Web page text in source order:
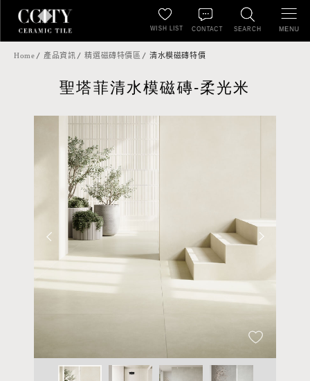
SEARCH
WISH LIST CONTACT MENU
Home 產品資訊 精選磁磚特價區 清水模磁磚特價
聖塔菲清水模磁磚-柔光米